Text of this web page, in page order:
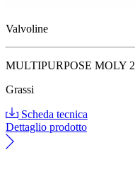
Valvoline
MULTIPURPOSE MOLY 2
Grassi
Scheda tecnica
Dettaglio prodotto